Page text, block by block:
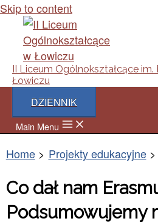
Skip to content
II Liceum Ogólnokształcące im.
Łowiczu
DZIENNIK
Main Menu
Home Projekty edukacyjne
Co dał nam
Podsumowujemy